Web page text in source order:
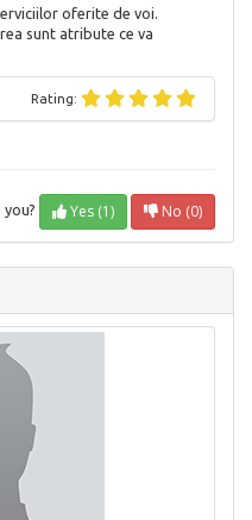
oferite de voi.
sunt atribute ce va
Rating:
Yes (1) No (0)